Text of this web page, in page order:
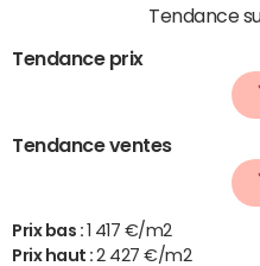
Tendance
Tendance prix
Tendance ventes
Prix bas :
1 417 €/m2
Prix haut :2 427 €/m2